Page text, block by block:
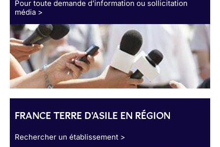
Pour toute demande d’information ou sollicitation
média >
FRANCE TERRE D'ASILE EN RÉGION
Rechercher un établissement >